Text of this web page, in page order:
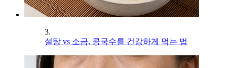
3.
설탕 vs 소금, 콩국수를 건강하게 먹는 법